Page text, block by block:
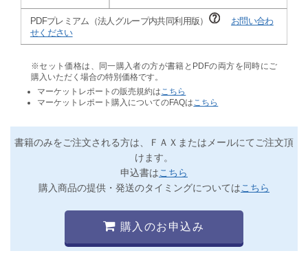
PDFプレミアム（法人グループ内共同利用版）
お問い合わ
せください
※セット価格は、同一購入者の方が書籍とPDFの両方を同時にご
購入いただく場合の特別価格です。
マーケットレポートの販売規約は こちら
マーケットレポート購入についてのFAQは こちら
書籍のみをご注文される方は、ＦＡＸまたはメールにてご注文頂
けます。
申込書はこちら
購入商品の提供・発送のタイミングについてはこちら
購入のお申込み